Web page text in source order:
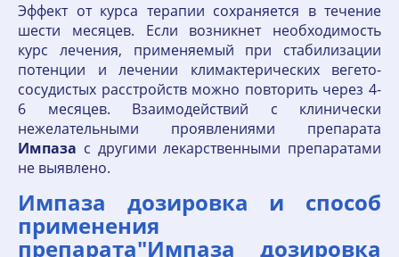
Эффект от курса терапии сохраняется в течение
шести месяцев. Если возникнет необходимость
курс лечения, применяемый при стабилизации
потенции и лечении климактерических вегето-
сосудистых расстройств можно повторить через 4-
6 месяцев. Взаимодействий с клинически
нежелательными проявлениями препарата
Импаза с другими лекарственными препаратами
не выявлено.
Импаза дозировка и способ
применения
препарата"Импаза дозировка